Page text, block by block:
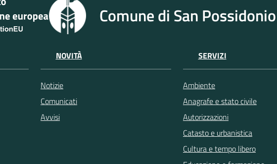
Comune di San Possidonio
NOVITÀ
Notizie
Comunicati
Avvisi
SERVIZI
Ambiente
Anagrafe e stato civile
Autorizzazioni
Catasto e urbanistica
Cultura e tempo libero